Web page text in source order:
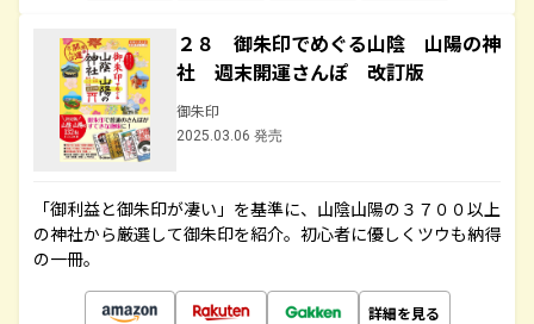
２８ 御朱印でめぐる山陰 山陽の神
社 週末開運さんぽ 改訂版
御朱印
2025.03.06 発売
「御利益と御朱印が凄い」を基準に、山陰山陽の３７００以上
の神社から厳選して御朱印を紹介。初心者に優しくツウも納得
の一冊。
詳細を見る